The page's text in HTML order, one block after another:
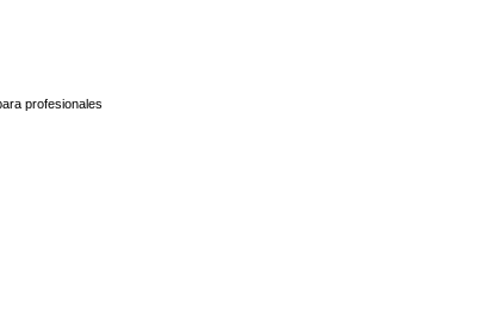
profesionales